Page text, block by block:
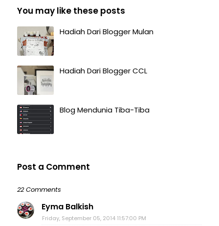
You may like these posts
Hadiah Dari Blogger Mulan
Hadiah Dari Blogger CCL
Blog Mendunia Tiba-Tiba
Post a Comment
22 Comments
Eyma Balkish
Friday, September 05, 2014 11:57:00 PM